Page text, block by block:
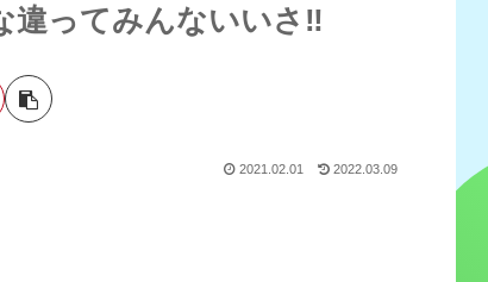
違ってみんないいさ‼️
2021.02.01 2022.03.09